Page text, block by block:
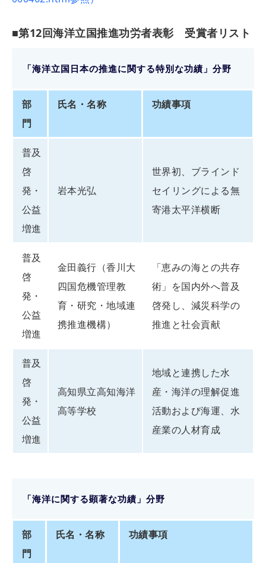
■第12回海洋立国推進功労者表彰 受賞者リスト
「海洋立国日本の推進に関する特別な功績」分野
部
門
氏名・名称 功績事項
普及
啓
発・
公益
増進
岩本光弘
世界初、ブラインド
セイリングによる無
寄港太平洋横断
普及
啓
発・
公益
増進
金田義行（香川大
四国危機管理教
育・研究・地域連
携推進機構）
「恵みの海との共存
術」を国内外へ普及
啓発し、減災科学の
推進と社会貢献
普及
啓
発・
公益
増進
高知県立高知海洋
高等学校
地域と連携した水
産・海洋の理解促進
活動および海運、水
産業の人材育成
「海洋に関する顕著な功績」分野
部
門
氏名・名称 功績事項